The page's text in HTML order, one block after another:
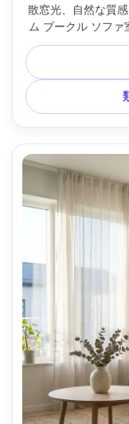
散窓光、自然な質
ム ブークル ソファ
ロ、105mm マク
アル、高マイクロ